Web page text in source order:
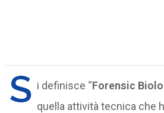
S i definisce “Forensic
quella attività tecnica che